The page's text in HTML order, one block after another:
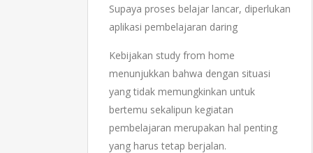
Supaya proses belajar lancar, diperlukan
aplikasi pembelajaran daring
Kebijakan study from home
menunjukkan bahwa dengan situasi
yang tidak memungkinkan untuk
bertemu sekalipun kegiatan
pembelajaran merupakan hal penting
yang harus tetap berjalan.